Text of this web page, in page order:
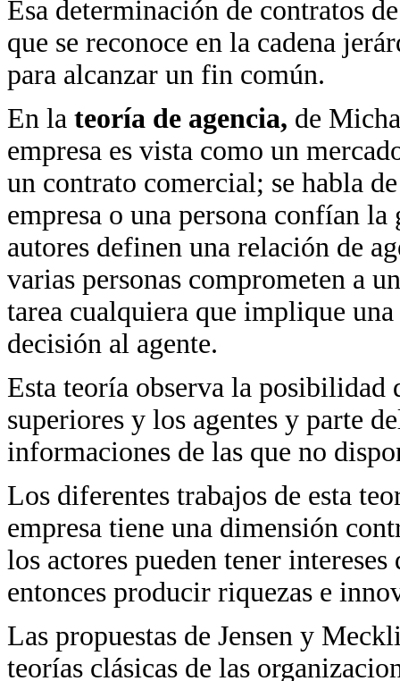
Esa determinación de contratos
que se reconoce en la cadena
para alcanzar un fin común.
En la teoría de agencia, de
empresa es vista como un
un contrato comercial; se habla
empresa o una persona confían la
autores definen una relación de
varias personas comprometen a
tarea cualquiera que implique
decisión al agente.
Esta teoría observa la
superiores y los agentes y parte
informaciones de las que no
Los diferentes trabajos de esta
empresa tiene una dimensión
los actores pueden tener
entonces producir riquezas e
Las propuestas de Jensen y
teorías clásicas de las